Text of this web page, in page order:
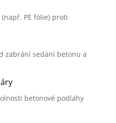
PE fólie) proti
zabrání sedání betonu a
betonové podlahy